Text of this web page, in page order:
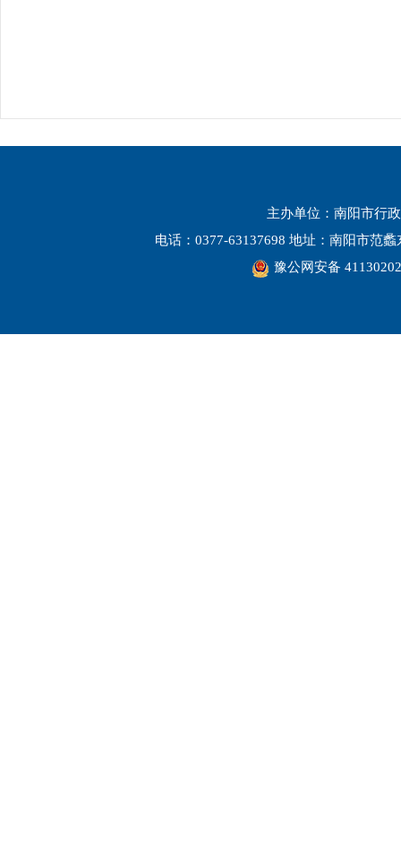
主办单位：南阳市行
电话：0377-63137698 地址：南阳市范
豫公网安备